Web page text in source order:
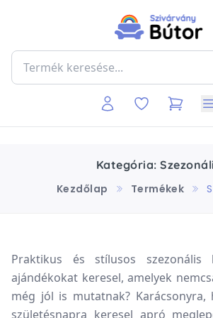
Kategória:
Kezdőlap
Termékek
Praktikus és stílusos szezonális
ajándékokat keresel, amelyek
még jól is mutatnak? Karácsonyra,
születésnapra keresel apró